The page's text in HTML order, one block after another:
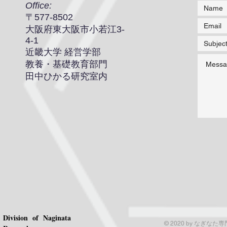
Office:
​〒577-8502
​大阪府東大阪市小若江3-
4-1
近畿大学 経営学部
教養・基礎教育部門
田中ひかる研究室内
Division of Naginata
© 2020 by なぎなた専